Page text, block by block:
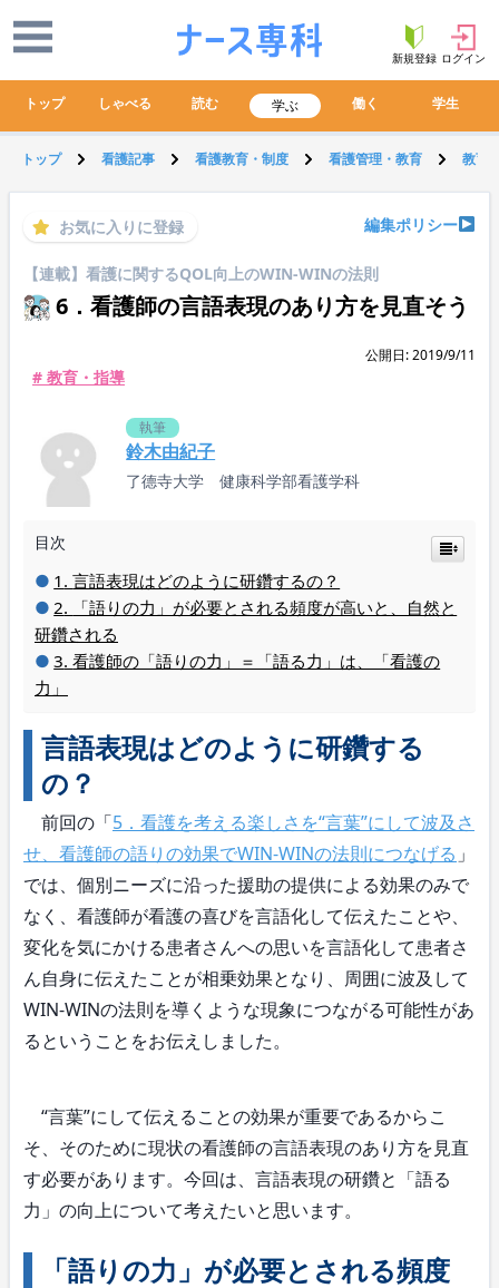
新規登録 ログイン
トップ しゃべる 読む 学ぶ 働く 学生
トップ 看護記事 看護教育・制度 看護管理・教育 教育
お気に入りに登録 編集ポリシー
【連載】看護に関するQOL向上のWIN-WINの法則
6．看護師の言語表現のあり方を見直そう
公開日: 2019/9/11
# 教育・指導
執筆
鈴木由紀子
了德寺大学 健康科学部看護学科
目次
言語表現はどのように研鑽するの？
「語りの力」が必要とされる頻度が高いと、自然と
研鑽される
看護師の「語りの力」＝「語る力」は、「看護の
力」
言語表現はどのように研鑽する
の？
前回の「5．看護を考える楽しさを“言葉”にして波及さ
せ、看護師の語りの効果でWIN-WINの法則につなげる 」
では、個別ニーズに沿った援助の提供による効果のみで
なく、看護師が看護の喜びを言語化して伝えたことや、
変化を気にかける患者さんへの思いを言語化して患者さ
ん自身に伝えたことが相乗効果となり、周囲に波及して
WIN-WINの法則を導くような現象につながる可能性があ
るということをお伝えしました。
“言葉”にして伝えることの効果が重要であるからこ
そ、そのために現状の看護師の言語表現のあり方を見直
す必要があります。今回は、言語表現の研鑽と「語る
力」の向上について考えたいと思います。
「語りの力」が必要とされる頻度